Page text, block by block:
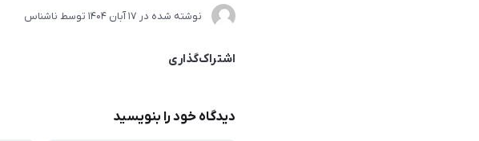
نوشته شده در 17 آبان 1404 توسط ناشناس
اشتراک‌گذاری
دیدگاه خود را بنویسید